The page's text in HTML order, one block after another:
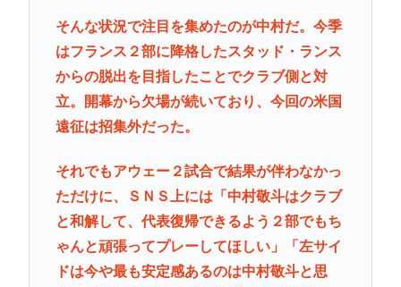
そんな状況で注目を集めたのが中村だ。今季
はフランス２部に降格したスタッド・ランス
からの脱出を目指したことでクラブ側と対
立。開幕から欠場が続いており、今回の米国
遠征は招集外だった。
それでもアウェー２試合で結果が伴わなかっ
ただけに、ＳＮＳ上には「中村敬斗はクラブ
と和解して、代表復帰できるよう２部でもち
ゃんと頑張ってプレーしてほしい」「左サイ
ドは今や最も安定感あるのは中村敬斗と思